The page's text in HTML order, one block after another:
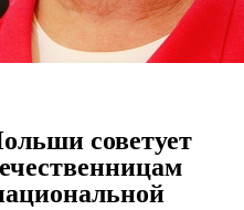
советует